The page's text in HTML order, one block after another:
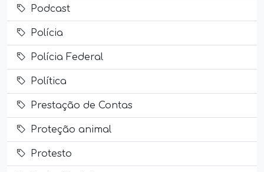
Podcast
Polícia
Polícia Federal
Política
Prestação de Contas
Proteção animal
Protesto